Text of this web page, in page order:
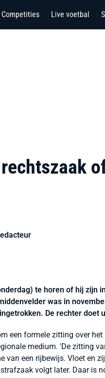
Competities Live voetbal
te horen of hij zijn
was in
De rechter
een formele zitting over
medium. 'De zitting
van een rijbewijs. Vloet en
volgt later. Daar is